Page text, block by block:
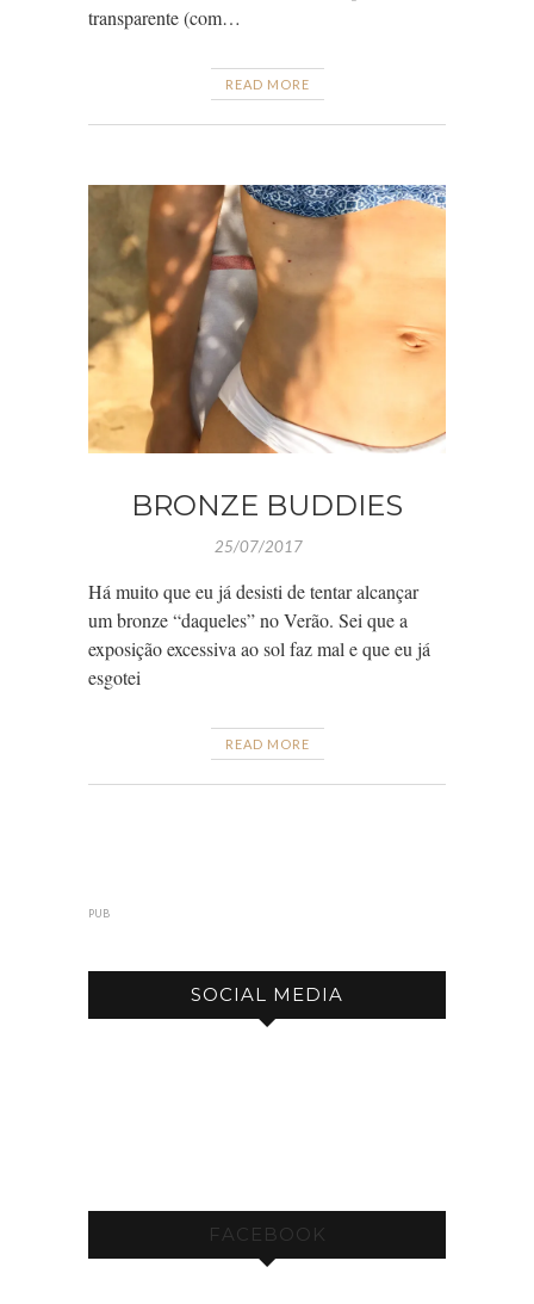
transparente (com…
READ MORE
BRONZE BUDDIES
25/07/2017
Há muito que eu já desisti de tentar alcançar
um bronze “daqueles” no Verão. Sei que a
exposição excessiva ao sol faz mal e que eu já
esgotei
READ MORE
PUB
SOCIAL MEDIA
FACEBOOK